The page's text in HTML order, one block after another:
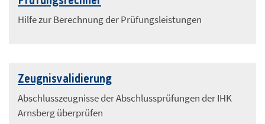
Hilfe zur Berechnung der Prüfungsleistungen
Zeugnisvalidierung
Abschlusszeugnisse der Abschlussprüfungen der IHK
Arnsberg überprüfen